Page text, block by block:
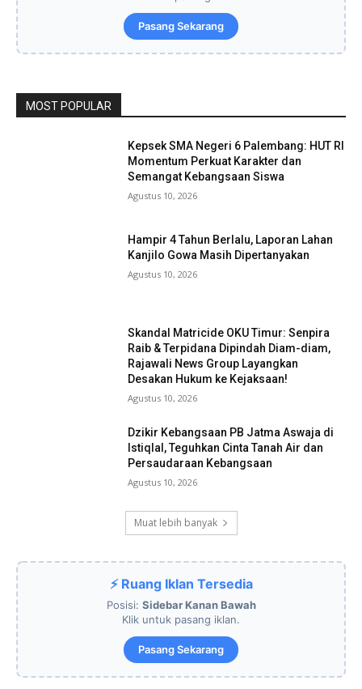
Pasang Sekarang
MOST POPULAR
Kepsek SMA Negeri 6 Palembang: HUT RI
Momentum Perkuat Karakter dan
Semangat Kebangsaan Siswa
Agustus 10, 2026
Hampir 4 Tahun Berlalu, Laporan Lahan
Kanjilo Gowa Masih Dipertanyakan
Agustus 10, 2026
Skandal Matricide OKU Timur: Senpira
Raib & Terpidana Dipindah Diam-diam,
Rajawali News Group Layangkan
Desakan Hukum ke Kejaksaan!
Agustus 10, 2026
Dzikir Kebangsaan PB Jatma Aswaja di
Istiqlal, Teguhkan Cinta Tanah Air dan
Persaudaraan Kebangsaan
Agustus 10, 2026
Muat lebih banyak
⚡ Ruang Iklan Tersedia
Posisi: Sidebar Kanan Bawah
Klik untuk pasang iklan.
Pasang Sekarang